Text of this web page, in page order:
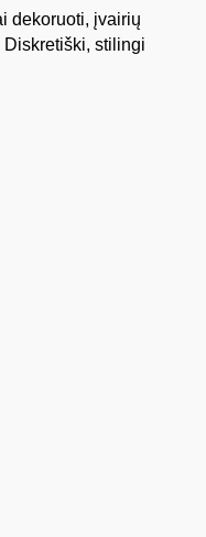
dekoruoti, įvairių
stilingi